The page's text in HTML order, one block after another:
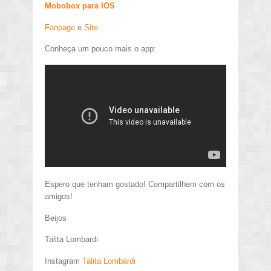
Mobobox para IOS
Fanpage e Site
Conheça um pouco mais o app:
Espero que tenham gostado! Compartilhem com os
amigos!
Beijos
Talita Lombardi
Instagram Talita Lombardi